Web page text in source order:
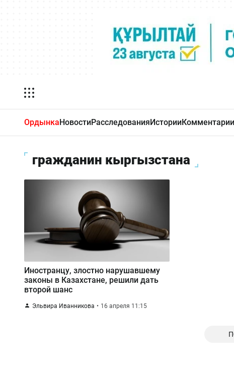
ОрдынкаНовостиРасследованияИсторииКомментарии
гражданин кыргызстана
Иностранцу, злостно нарушавшему
законы в Казахстане, решили дать
второй шанс
Эльвира Иванникова 16 апреля 11:15